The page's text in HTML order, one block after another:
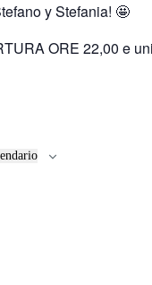
y Stefania! 🤩
ORE 22,00 e